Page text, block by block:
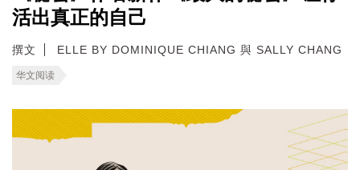
活出真正的自己
撰文 ELLE BY DOMINIQUE CHIANG 與 SALLY CHANG
华文阅读